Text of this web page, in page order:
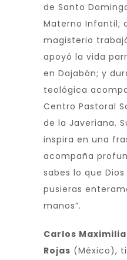
de Santo
Materno Infantil;
magisterio
apoyó la vida
en Dajabón; y
teológica
Centro Pastoral
de la Javeriana.
inspira en una
acompaña
sabes lo que
pusieras
manos”.
Carlos
Rojas (México),